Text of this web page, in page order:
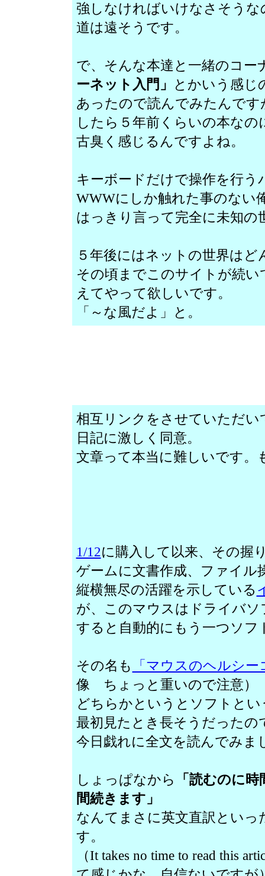
強しなければいけなさそうな
道は遠そうです。
で、そんな本達と一緒のコー
ーネット入門」
とかいう感じ
あったので読んでみたんで
したら５年前くらいの本なの
古臭く感じるんですよね。
キーボードだけで操作を行
WWWにしか触れた事のない
はっきり言って完全に未知の
５年後にはネットの世界は
その頃までこのサイトが続
えてやって欲しいです。
「～な風だよ」と。
相互リンクをさせていただい
日記に激しく同意。
文章って本当に難しいです。
1/12に購入して以来、その握
ゲームに文書作成、ファイル
縦横無尽の活躍を示している
が、このマウスはドライバ
すると自動的にもう一つソ
その名も
「マウスのヘルシ
像 ちょっと重いので注意）
どちらかというとソフトと
最初見たとき長そうだった
今日戯れに全文を読んでみま
しょっぱなから
「読むのに
間続きます」
なんてまさに英文直訳とい
す。
（It takes no time to read this